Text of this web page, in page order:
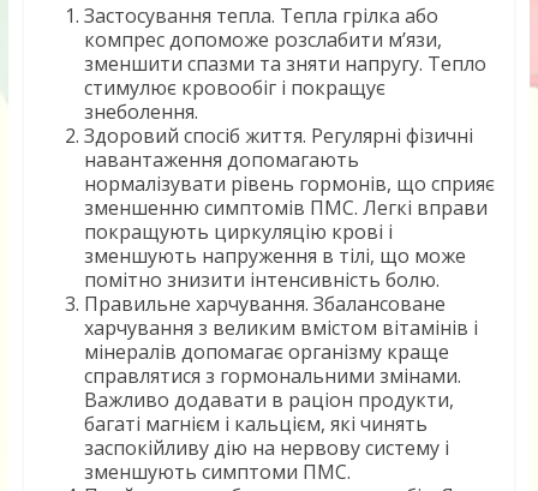
Застосування тепла. Тепла грілка або
компрес допоможе розслабити м’язи,
зменшити спазми та зняти напругу. Тепло
стимулює кровообіг і покращує
знеболення.
Здоровий спосіб життя. Регулярні фізичні
навантаження допомагають
нормалізувати рівень гормонів, що сприяє
зменшенню симптомів ПМС. Легкі вправи
покращують циркуляцію крові і
зменшують напруження в тілі, що може
помітно знизити інтенсивність болю.
Правильне харчування. Збалансоване
харчування з великим вмістом вітамінів і
мінералів допомагає організму краще
справлятися з гормональними змінами.
Важливо додавати в раціон продукти,
багаті магнієм і кальцієм, які чинять
заспокійливу дію на нервову систему і
зменшують симптоми ПМС.